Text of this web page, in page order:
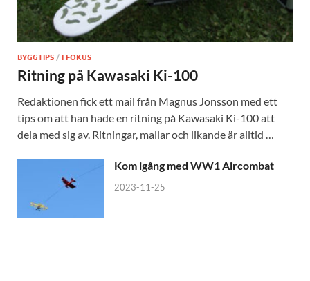
BYGGTIPS / I FOKUS
Ritning på Kawasaki Ki-100
Redaktionen fick ett mail från Magnus Jonsson med ett
tips om att han hade en ritning på Kawasaki Ki-100 att
dela med sig av. Ritningar, mallar och likande är alltid …
Kom igång med WW1 Aircombat
2023-11-25